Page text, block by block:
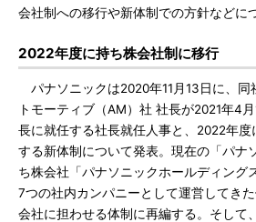
会社制への移行や新体制での方針などに
2022年度に持ち株会社制に移行
パナソニックは2020年11月13日に、同
トモーティブ（AM）社 社長が2021年4
長に就任する社長就任人事と、2022年
する新体制について発表。現在の「パナ
ち株会社「パナソニックホールディング
7つの社内カンパニーとして運営してき
会社に担わせる体制に再編する。そして